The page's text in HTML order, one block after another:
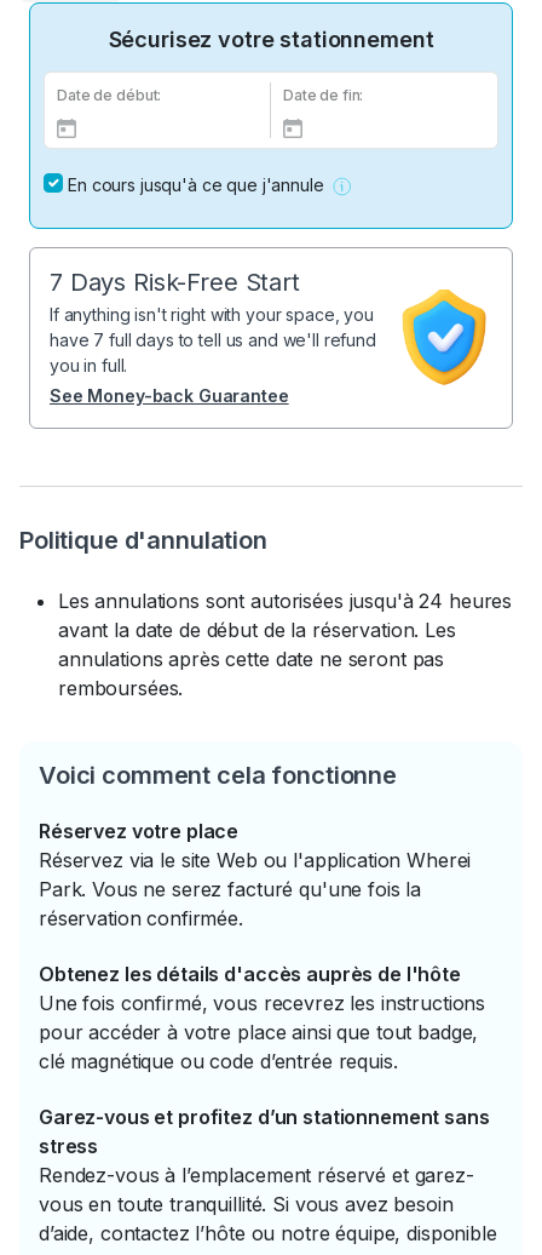
Politique d'annulation
Les annulations sont autorisées jusqu'à 24 heures
avant la date de début de la réservation. Les
annulations après cette date ne seront pas
remboursées.
Voici comment cela fonctionne
Réservez votre place
Réservez via le site Web ou l'application Wherei
Park. Vous ne serez facturé qu'une fois la
réservation confirmée.
Obtenez les détails d'accès auprès de l'hôte
Une fois confirmé, vous recevrez les instructions
pour accéder à votre place ainsi que tout badge,
clé magnétique ou code d’entrée requis.
Garez-vous et profitez d’un stationnement sans
stress
Rendez-vous à l’emplacement réservé et garez-
vous en toute tranquillité. Si vous avez besoin
d’aide, contactez l’hôte ou notre équipe, disponible
Sécurisez votre stationnement
Date de début: Date de fin:
En cours jusqu'à ce que j'annule
7 Days Risk-Free Start
If anything isn't right with your space, you
have 7 full days to tell us and we'll refund
you in full.
See Money-back Guarantee